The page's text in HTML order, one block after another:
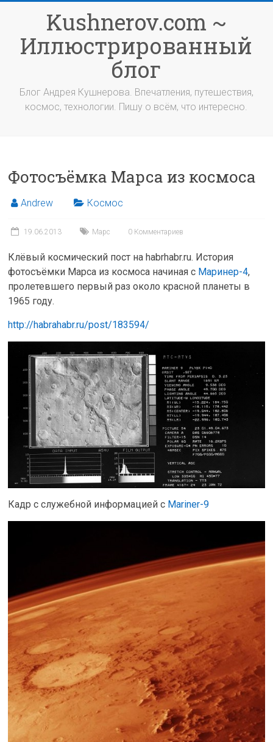
содержимомуKushnerov.com ~
Иллюстрированный
блог
Блог Андрея Кушнерова. Впечатления, путешествия,
космос, технологии. Пишу о всём, что интересно.
Фотосъёмка Марса из космоса
Andrew Космос
19.06.2013 Марс 0 Комментариев
Клёвый космический пост на habrhabr.ru. История
фотосъёмки Марса из космоса начиная с Маринер-4,
пролетевшего первый раз около красной планеты в
1965 году.
http://habrahabr.ru/post/183594/
Кадр с служебной информацией с Mariner-9